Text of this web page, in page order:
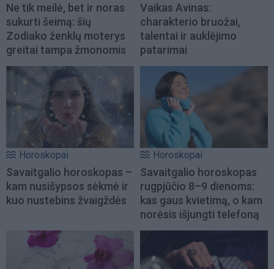
Ne tik meilė, bet ir noras
sukurti šeimą: šių
Zodiako ženklų moterys
greitai tampa žmonomis
Vaikas Avinas:
charakterio bruožai,
talentai ir auklėjimo
patarimai
Horoskopai
Savaitgalio horoskopas –
kam nusišypsos sėkmė ir
kuo nustebins žvaigždės
Horoskopai
Savaitgalio horoskopas
rugpjūčio 8–9 dienoms:
kas gaus kvietimą, o kam
norėsis išjungti telefoną